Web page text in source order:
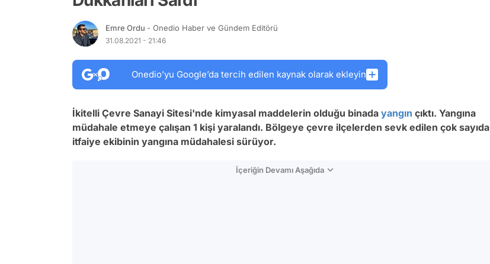
Emre Ordu - Onedio Haber ve Gündem Editörü
31.08.2021 - 21:46
Onedio’yu Google’da tercih edilen kaynak olarak ekleyin
İkitelli Çevre Sanayi Sitesi'nde kimyasal maddelerin olduğu binada yangın çıktı. Yangına
müdahale etmeye çalışan 1 kişi yaralandı. Bölgeye çevre ilçelerden sevk edilen çok sayıda
itfaiye ekibinin yangına müdahalesi sürüyor.
İçeriğin Devamı Aşağıda